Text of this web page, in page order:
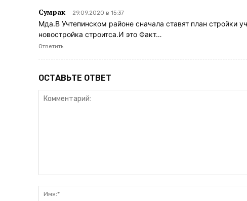
Сумрак 29.09.2020 в 15:37
Мда.В Учтепинском районе сначала ставят план стройки
новостройка строитса.И это Факт…
Ответить
ОСТАВЬТЕ ОТВЕТ